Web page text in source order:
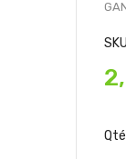
Galerie
d’images
SKU
Qté